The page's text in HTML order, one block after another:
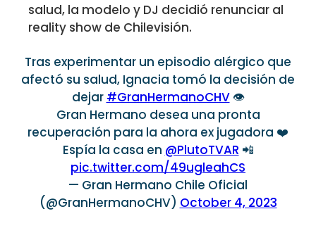
salud, la modelo y DJ decidió renunciar al
reality show de Chilevisión.
Tras experimentar un episodio alérgico que
afectó su salud, Ignacia tomó la decisión de
dejar #GranHermanoCHV👁️
Gran Hermano desea una pronta
recuperación para la ahora ex jugadora ❤️
Espía la casa en @PlutoTVAR 📲
pic.twitter.com/49ugleahCS
— Gran Hermano Chile Oficial
(@GranHermanoCHV) October 4, 2023